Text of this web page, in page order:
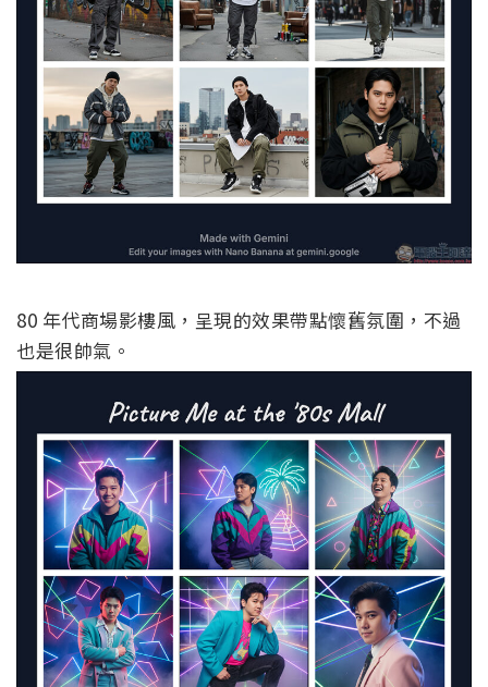
80 年代商場影樓風，呈現的效果帶點懷舊氛圍，不過
也是很帥氣。